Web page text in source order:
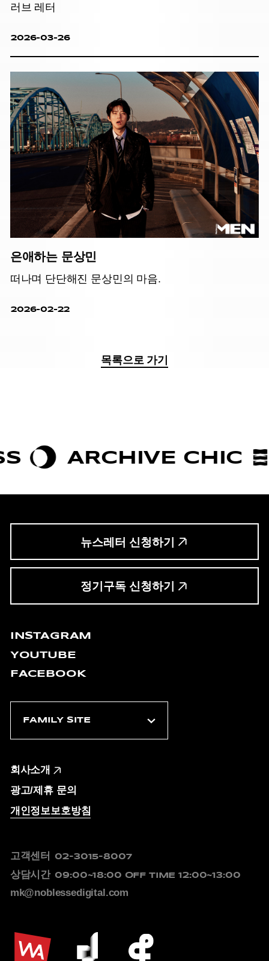
러브 레터
2026-03-26
은애하는 문상민
떠나며 단단해진 문상민의 마음.
2026-02-22
목록으로 가기
CHIC
뉴스레터 신청하기
정기구독 신청하기
INSTAGRAM
YOUTUBE
FACEBOOK
회사소개
광고/제휴 문의
개인정보보호방침
고객센터 02-3015-8007
상담시간 09:00~18:00 OFF TIME 12:00~13:00
mk@noblessedigital.com